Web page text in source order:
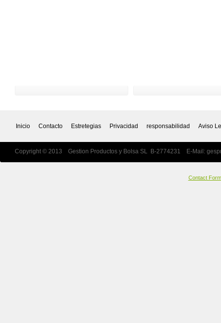
Inicio Contacto Estretegias Privacidad responsabilidad Aviso
Copyright © 2013 Gestion Productos y Bolsa SL B-2774231 E-Mail:
Contact Form